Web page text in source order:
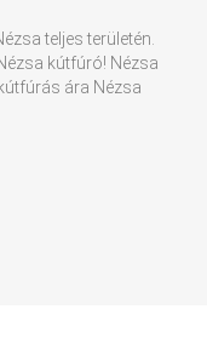
teljes területén.
kútfúró! Nézsa
ára Nézsa